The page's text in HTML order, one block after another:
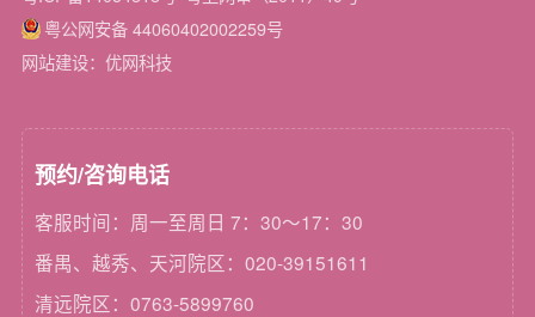
粤公网安备 44060402002259号
网站建设：优网科技
预约/咨询电话
客服时间：周一至周日 7：30～17：30
番禺、越秀、天河院区：020-39151611
清远院区：0763-5899760